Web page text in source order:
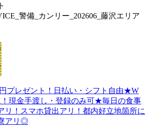
警備_カンリー_202606_藤沢エリア
プレゼント！日払い・シフト自由★W
現金手渡し・登録のみ可★毎日の食事
リ！スマホ貸出アリ！都内好立地箇所に
アリ◎